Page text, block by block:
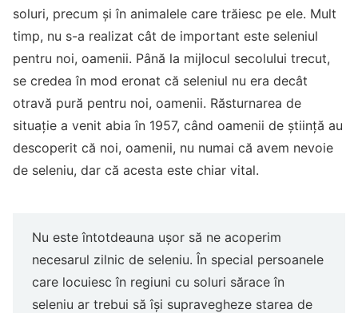
soluri, precum și în animalele care trăiesc pe ele. Mult
timp, nu s-a realizat cât de important este seleniul
pentru noi, oamenii. Până la mijlocul secolului trecut,
se credea în mod eronat că seleniul nu era decât
otravă pură pentru noi, oamenii. Răsturnarea de
situație a venit abia în 1957, când oamenii de știință au
descoperit că noi, oamenii, nu numai că avem nevoie
de seleniu, dar că acesta este chiar vital.
Nu este întotdeauna ușor să ne acoperim
necesarul zilnic de seleniu. În special persoanele
care locuiesc în regiuni cu soluri sărace în
seleniu ar trebui să își supravegheze starea de